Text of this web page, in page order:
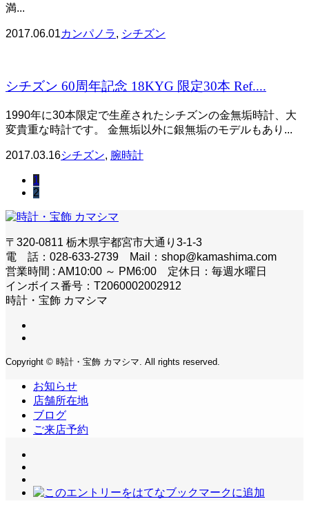
満...
2017.06.01カンパノラ, シチズン
シチズン 60周年記念 18KYG 限定30本 Ref....
1990年に30本限定で生産されたシチズンの金無垢時計、大
変貴重な時計です。 金無垢以外に銀無垢のモデルもあり...
2017.03.16シチズン, 腕時計
1
2
〒320-0811 栃木県宇都宮市大通り3-1-3
電 話：028-633-2739 Mail：shop@kamashima.com
営業時間 : AM10:00 ～ PM6:00 定休日：毎週水曜日
インボイス番号：T2060002002912
時計・宝飾 カマシマ
Copyright © 時計・宝飾 カマシマ. All rights reserved.
お知らせ
店舗所在地
ブログ
ご来店予約